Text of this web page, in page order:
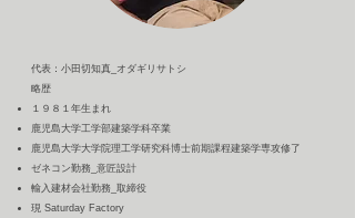
​代表：小田切知真_オダギリサトシ
略歴
１９８１年生まれ
鹿児島大学工学部建築学科卒業
鹿児島大学大学院理工学研究科博士前期課程建築学専攻修了
ゼネコン勤務_意匠設計
輸入建材会社勤務_取締役
​現 Saturday Factory